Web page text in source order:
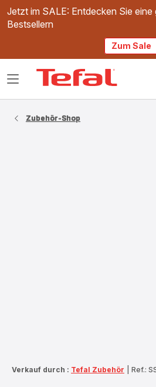
Jetzt im SALE: Entdecken Sie
Bestsellern
Zum Sale
Das
Zubehör-Shop
Verkauf durch : Tefal Zubehör Ref.: